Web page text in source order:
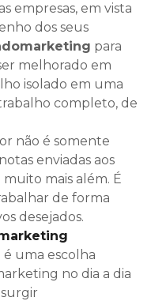
empresas, em vista
dos seus
para
melhorado em
isolado em uma
completo, de
não é somente
enviadas aos
muito mais além. É
de forma
desejados.
é uma escolha
no dia a dia